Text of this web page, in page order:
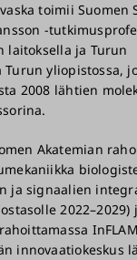
toimii
-
laitoksella ja Turun
Turun yliopistossa,
2008 lähtien
Akatemian
ja signaalien
2022–2029)
innovaatiokeskus